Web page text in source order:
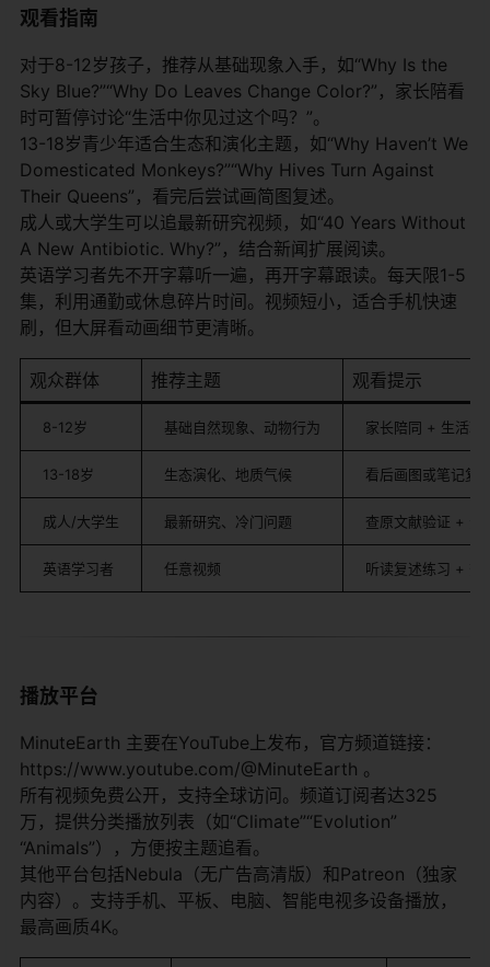
观看指南
对于8-12岁孩子，推荐从基础现象入手，如“Why Is the
Sky Blue?”“Why Do Leaves Change Color?”，家长陪看
时可暂停讨论“生活中你见过这个吗？”。
13-18岁青少年适合生态和演化主题，如“Why Haven’t We
Domesticated Monkeys?”“Why Hives Turn Against
Their Queens”，看完后尝试画简图复述。
成人或大学生可以追最新研究视频，如“40 Years Without
A New Antibiotic. Why?”，结合新闻扩展阅读。
英语学习者先不开字幕听一遍，再开字幕跟读。每天限1-5
集，利用通勤或休息碎片时间。视频短小，适合手机快速
刷，但大屏看动画细节更清晰。
观众群体 推荐主题 观看提示
8-12岁 基础自然现象、动物行为 家长陪同 + 生活联
13-18岁 生态演化、地质气候 看后画图或笔记复
成人/大学生 最新研究、冷门问题 查原文献验证 + 分
英语学习者 任意视频 听读复述练习 + 查
播放平台
MinuteEarth 主要在YouTube上发布，官方频道链接：
https://www.youtube.com/@MinuteEarth 。
所有视频免费公开，支持全球访问。频道订阅者达325
万，提供分类播放列表（如“Climate”“Evolution”
“Animals”），方便按主题追看。
其他平台包括Nebula（无广告高清版）和Patreon（独家
内容）。支持手机、平板、电脑、智能电视多设备播放，
最高画质4K。